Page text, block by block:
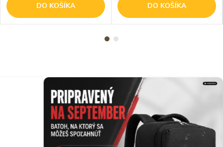
DO KOŠÍKA DO KOŠÍKA